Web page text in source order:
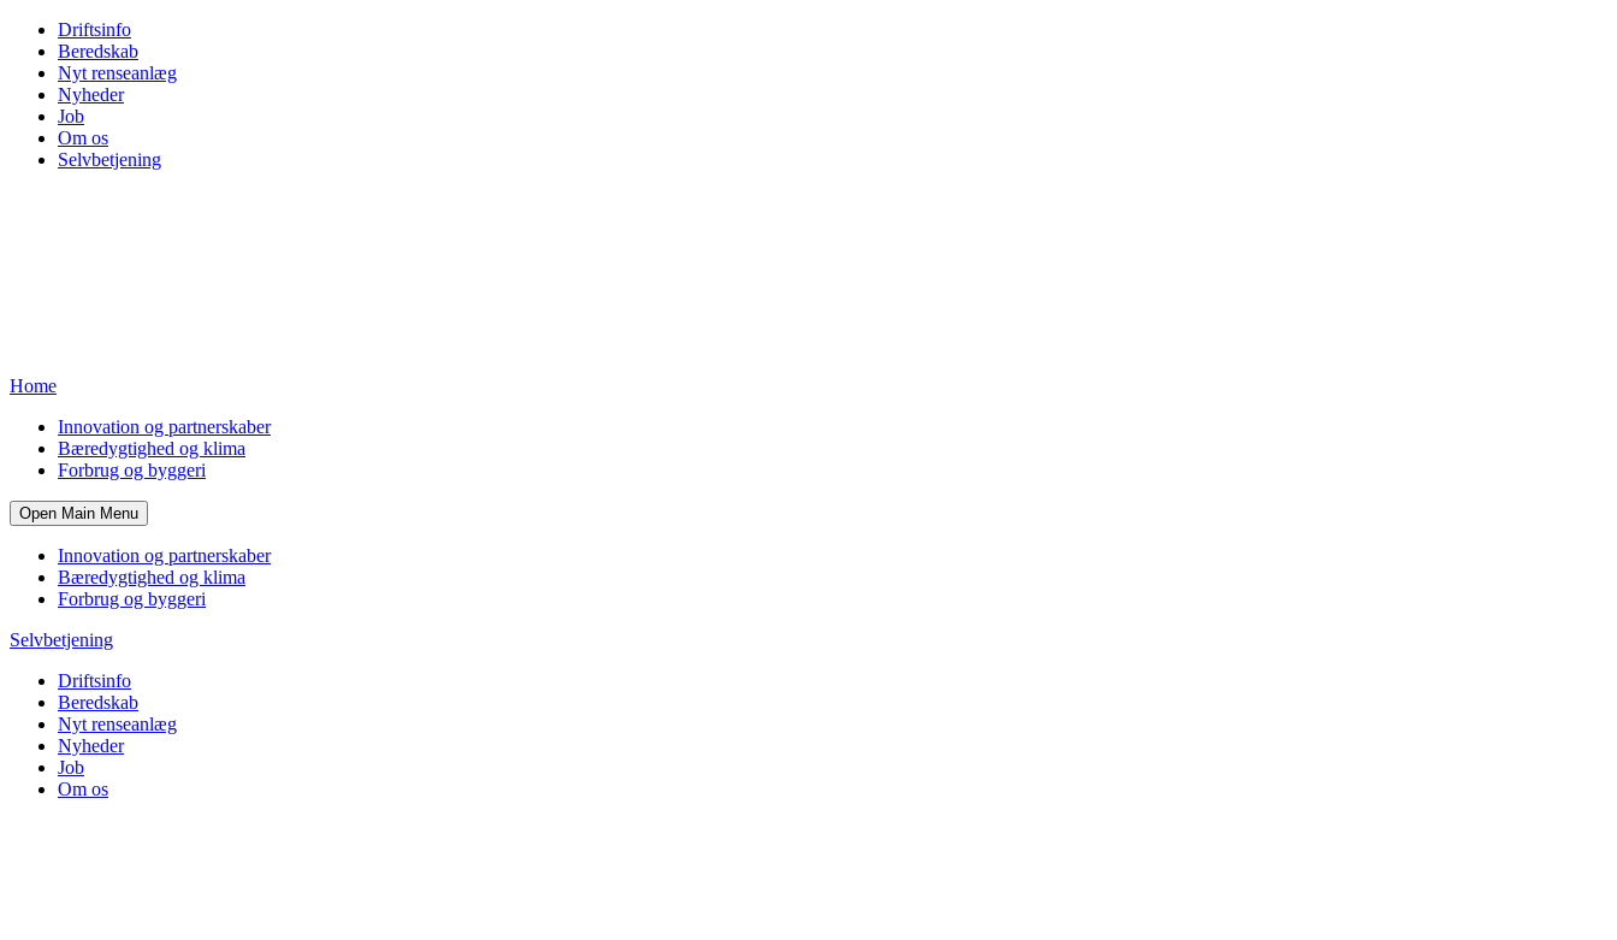
Driftsinfo
Beredskab
Nyt renseanlæg
Nyheder
Job
Om os
Selvbetjening
Home
Innovation og partnerskaber
Bæredygtighed og klima
Forbrug og byggeri
Open Main Menu
Innovation og partnerskaber
Bæredygtighed og klima
Forbrug og byggeri
Selvbetjening
Driftsinfo
Beredskab
Nyt renseanlæg
Nyheder
Job
Om os